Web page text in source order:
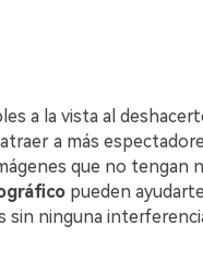
a la vista al
a más
que no tengan
pueden
sin ninguna